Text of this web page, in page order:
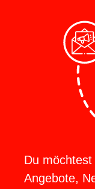
Du
Angebote,